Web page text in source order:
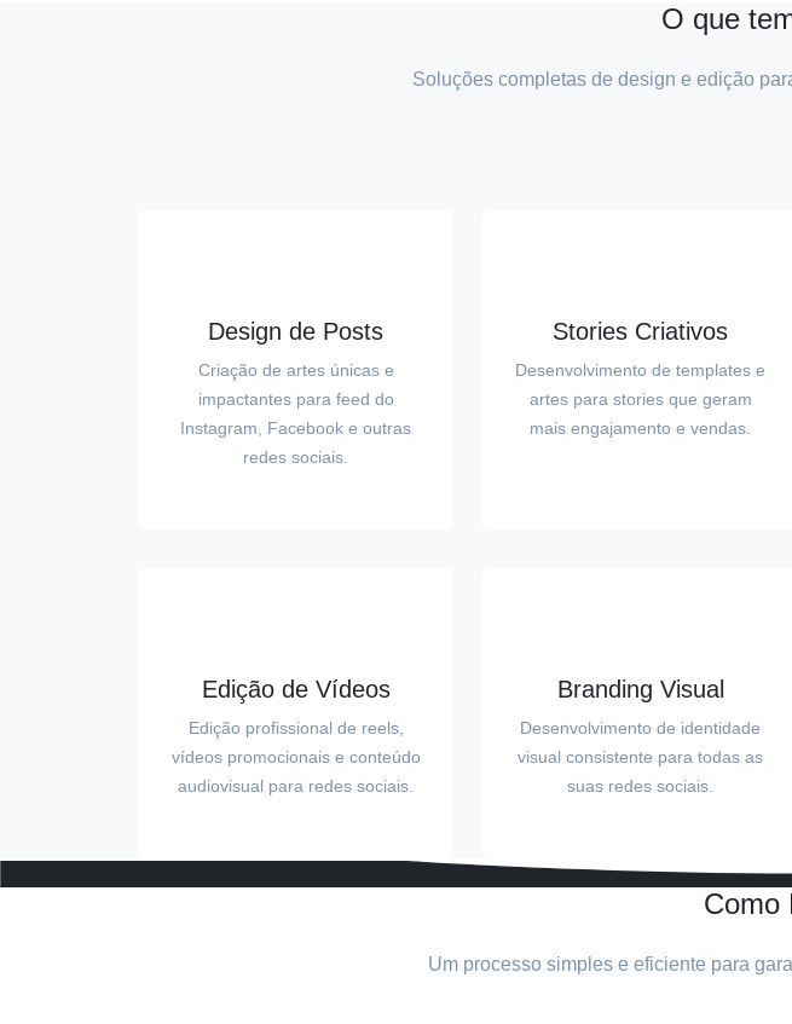
O que
Soluções completas de design e edição
Design de Posts
Criação de artes únicas e
impactantes para feed do
Instagram, Facebook e outras
redes sociais.
Stories Criativos
Desenvolvimento de templates e
artes para stories que geram
mais engajamento e vendas.
Edição de Vídeos
Edição profissional de reels,
vídeos promocionais e conteúdo
audiovisual para redes sociais.
Branding Visual
Desenvolvimento de identidade
visual consistente para todas as
suas redes sociais.
Como
Um processo simples e eficiente para